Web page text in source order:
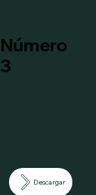
Descargar
Número
3